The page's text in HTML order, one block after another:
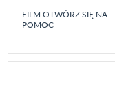
FILM OTWÓRZ SIĘ NA
POMOC